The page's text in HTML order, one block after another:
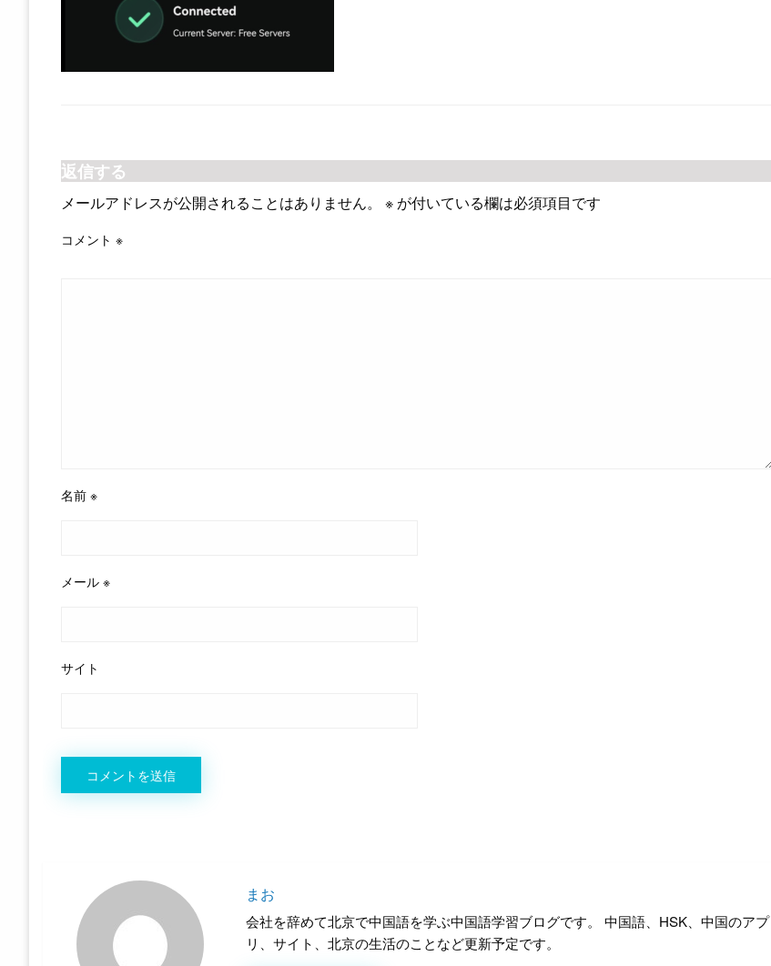
返信する
メールアドレスが公開されることはありません。 ※ が付いている欄は必須項目です
コメント ※
名前 ※
メール ※
サイト
まお
会社を辞めて北京で中国語を学ぶ中国語学習ブログです。 中国語、HSK、中国のアプ
リ、サイト、北京の生活のことなど更新予定です。